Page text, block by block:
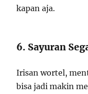
kapan aja.
6. Sayuran
Irisan wortel,
bisa jadi makin